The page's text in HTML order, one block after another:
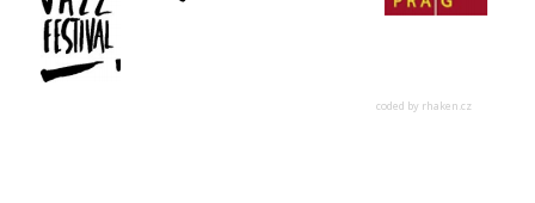
coded by rhaken.cz